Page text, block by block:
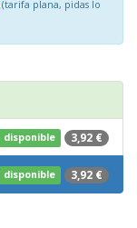
(tarifa plana, pidas lo
disponible 3,92 €
disponible 3,92 €